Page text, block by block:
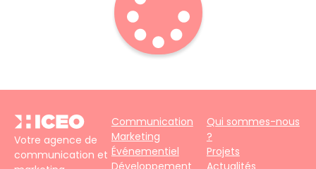
Votre agence de
communication et
Communication
Marketing
Événementiel
Développement
Qui sommes-nous
?
Projets
Actualités